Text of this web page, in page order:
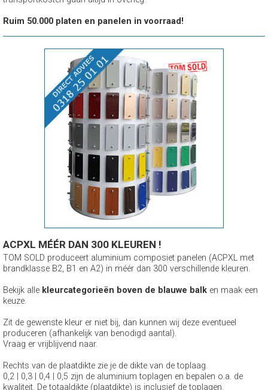
Ruim 50.000 platen en panelen in voorraad!
ACPXL MÉÉR DAN 300 KLEUREN !
TOM SOLD produceert aluminium composiet panelen (ACPXL met
brandklasse B2, B1 en A2) in méér dan 300 verschillende kleuren.
Bekijk alle kleurcategorieën boven de blauwe balk en maak een
keuze.
Zit de gewenste kleur er niet bij, dan kunnen wij deze eventueel
produceren (afhankelijk van benodigd aantal).
Vraag er vrijblijvend naar.
Rechts van de plaatdikte zie je de dikte van de toplaag.
0,2 | 0,3 | 0,4 | 0,5 zijn de aluminium toplagen en bepalen o.a. de
kwaliteit. De totaaldikte (plaatdikte) is inclusief de toplagen.